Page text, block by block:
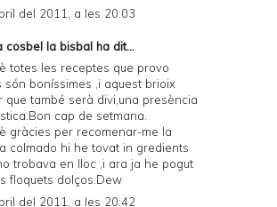
del 2011, a les 20:03
cosbel la bisbal ha dit...
totes les receptes que provo
són boníssimes ,i aquest brioix
que també serà divi,una presència
cap de setmana.
gràcies per recomenar-me la
colmado hi he tovat in gredients
trobava en lloc ,i ara ja he pogut
floquets dolços.Dew
del 2011, a les 20:42